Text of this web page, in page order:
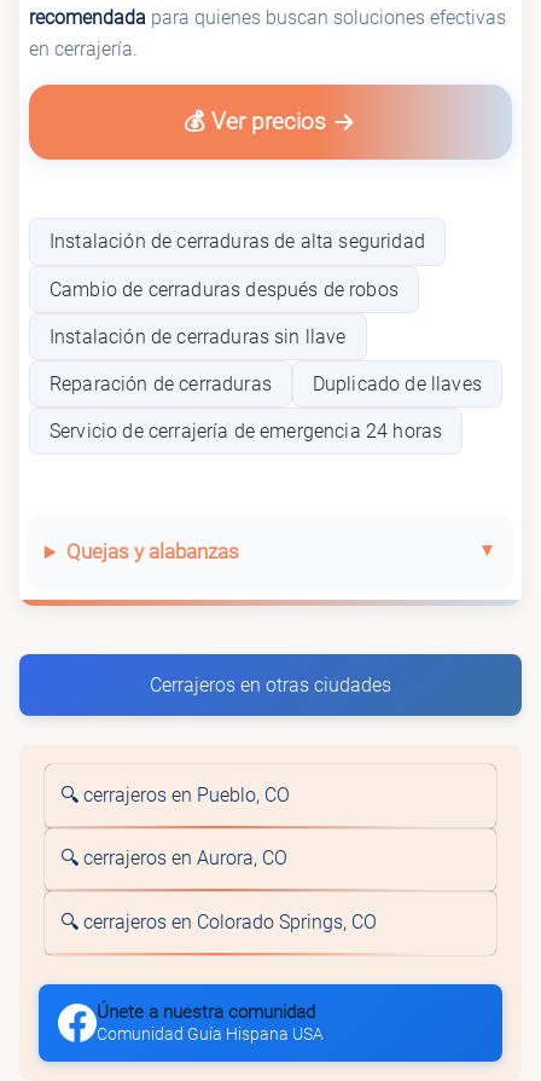
recomendada para quienes buscan soluciones efectivas
en cerrajería.
💰 Ver precios
Instalación de cerraduras de alta seguridad
Cambio de cerraduras después de robos
Instalación de cerraduras sin llave
Reparación de cerraduras Duplicado de llaves
Servicio de cerrajería de emergencia 24 horas
Quejas y alabanzas
Cerrajeros en otras ciudades
🔍 cerrajeros en Pueblo, CO
🔍 cerrajeros en Aurora, CO
🔍 cerrajeros en Colorado Springs, CO
Únete a nuestra comunidad
Comunidad Guía Hispana USA